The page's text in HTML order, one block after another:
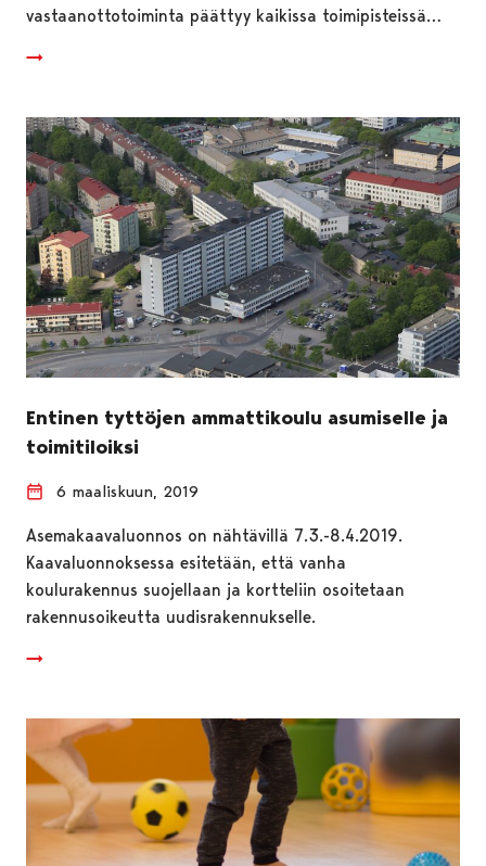
vastaanottotoiminta päättyy kaikissa toimipisteissä…
Entinen tyttöjen ammattikoulu asumiselle ja
toimitiloiksi
6 maaliskuun, 2019
Asemakaavaluonnos on nähtävillä 7.3.-8.4.2019.
Kaavaluonnoksessa esitetään, että vanha
koulurakennus suojellaan ja kortteliin osoitetaan
rakennusoikeutta uudisrakennukselle.